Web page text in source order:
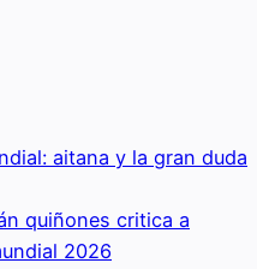
aitana y la gran duda
quiñones critica a
2026